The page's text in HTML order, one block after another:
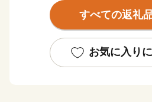
地勢的には、周囲を中国山地の
舞う幻想的な風景が楽しめる多
町です。
すべての返礼
お気に入り